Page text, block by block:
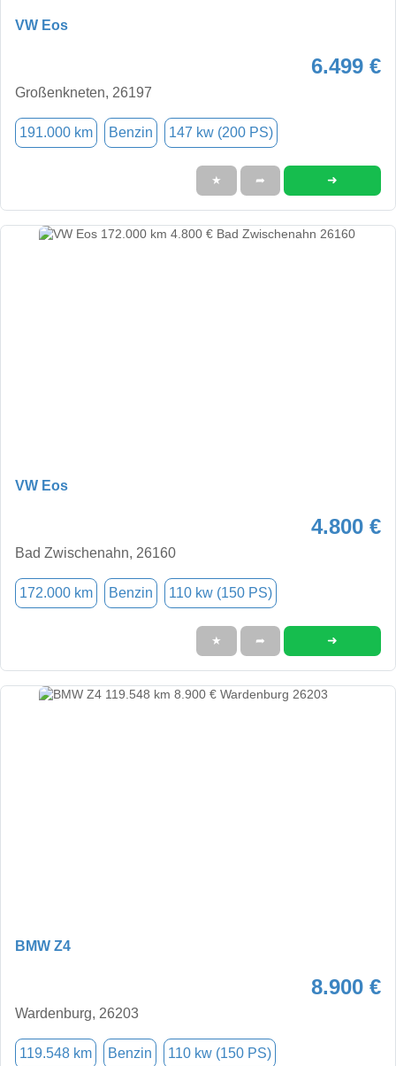
VW Eos
6.499 €
Großenkneten, 26197
191.000 km Benzin 147 kw (200 PS)
★ ➦ ➜
VW Eos
4.800 €
Bad Zwischenahn, 26160
172.000 km Benzin 110 kw (150 PS)
★ ➦ ➜
BMW Z4
8.900 €
Wardenburg, 26203
119.548 km Benzin 110 kw (150 PS)